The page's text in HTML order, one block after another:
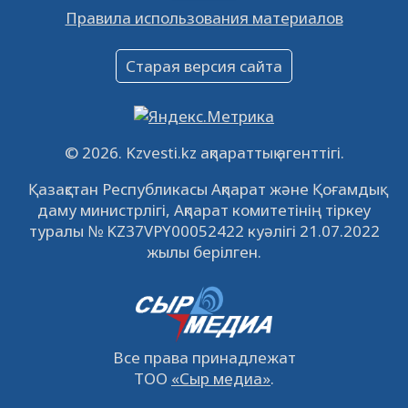
16.12.2022 61047
Объявление
09.12.2022
Свободные рабочие места
встречу с инвесторами в Кызылорде 22
ноября
21.11.2022 14945 0
© 2026. Kzvesti.kz ақпараттық агенттігі.
Қазақстан Республикасы Ақпарат және Қоғамдық
даму министрлігі, Ақпарат комитетінің тіркеу
туралы № KZ37VPY00052422 куәлігі 21.07.2022
жылы берілген.
Все права принадлежат
ТОО «Сыр медиа».
Правила использования материалов
Старая версия сайта